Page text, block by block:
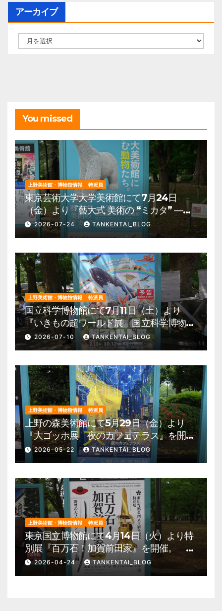
アーカイブ
ー
You missed
上野美術館・博物館情報 特派員
東京芸術大学大学美術館にて7月24日
（金）より『藝大式 美術の “ミカタ” ―こ
の夏、藝大生になる―』を開催。 上野公
園 美術館・博物館 混雑情報他
2026-07-24 TANKENTAI_BLOG
上野美術館・博物館情報 特派員
国立科学博物館にて7月11日（土）より
『いきもの超ワールド展 国立科学博物館
×ダーウィンが来た！』を開催。 上野公
園 美術館・博物館 混雑情報他
2026-07-10 TANKENTAI_BLOG
上野美術館・博物館情報 特派員
上野の森美術館にて5月29日（金）より
『大ゴッホ展 夜のカフェテラス』を開
催。 上野公園 美術館・博物館 混雑情
報他
2026-05-22 TANKENTAI_BLOG
上野美術館・博物館情報 特派員
東京国立博物館にて4月14日（火）より特
別展『百万石！加賀前田家』を開催。 上
野公園 美術館・博物館 混雑情報他
2026-04-24 TANKENTAI_BLOG